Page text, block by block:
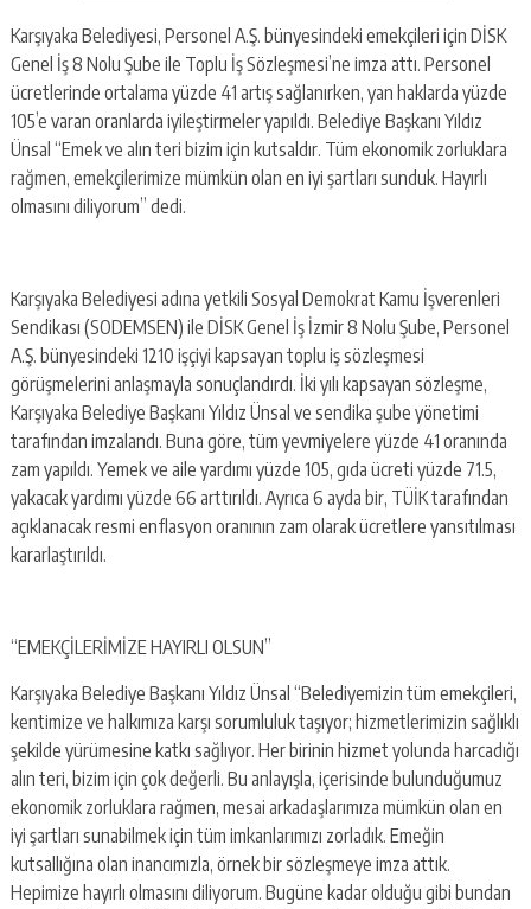
Karşıyaka Belediyesi, Personel A.Ş. bünyesindeki emekçileri için DİSK
Genel İş 8 Nolu Şube ile Toplu İş Sözleşmesi’ne imza attı. Personel
ücretlerinde ortalama yüzde 41 artış sağlanırken, yan haklarda yüzde
105’e varan oranlarda iyileştirmeler yapıldı. Belediye Başkanı Yıldız
Ünsal “Emek ve alın teri bizim için kutsaldır. Tüm ekonomik zorluklara
rağmen, emekçilerimize mümkün olan en iyi şartları sunduk. Hayırlı
olmasını diliyorum” dedi.
Karşıyaka Belediyesi adına yetkili Sosyal Demokrat Kamu İşverenleri
Sendikası (SODEMSEN) ile DİSK Genel İş İzmir 8 Nolu Şube, Personel
A.Ş. bünyesindeki 1210 işçiyi kapsayan toplu iş sözleşmesi
görüşmelerini anlaşmayla sonuçlandırdı. İki yılı kapsayan sözleşme,
Karşıyaka Belediye Başkanı Yıldız Ünsal ve sendika şube yönetimi
tarafından imzalandı. Buna göre, tüm yevmiyelere yüzde 41 oranında
zam yapıldı. Yemek ve aile yardımı yüzde 105, gıda ücreti yüzde 71.5,
yakacak yardımı yüzde 66 arttırıldı. Ayrıca 6 ayda bir, TÜİK tarafından
açıklanacak resmi enflasyon oranının zam olarak ücretlere yansıtılması
kararlaştırıldı.
“EMEKÇİLERİMİZE HAYIRLI OLSUN”
Karşıyaka Belediye Başkanı Yıldız Ünsal “Belediyemizin tüm emekçileri,
kentimize ve halkımıza karşı sorumluluk taşıyor; hizmetlerimizin sağlıklı
şekilde yürümesine katkı sağlıyor. Her birinin hizmet yolunda harcadığı
alın teri, bizim için çok değerli. Bu anlayışla, içerisinde bulunduğumuz
ekonomik zorluklara rağmen, mesai arkadaşlarımıza mümkün olan en
iyi şartları sunabilmek için tüm imkanlarımızı zorladık. Emeğin
kutsallığına olan inancımızla, örnek bir sözleşmeye imza attık.
Hepimize hayırlı olmasını diliyorum. Bugüne kadar olduğu gibi bundan